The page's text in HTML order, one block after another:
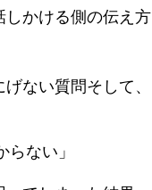
しかける側の伝え方
げない質問そして、
ない」